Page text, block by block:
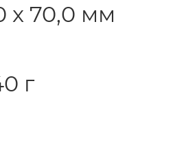
x 70,0 мм
г